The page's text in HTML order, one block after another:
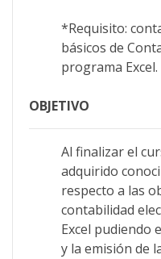
*Requisito:
básicos de
programa Excel.
OBJETIVO
Al finalizar el
adquirido
respecto a las
contabilidad
Excel pudiendo
y la emisión de